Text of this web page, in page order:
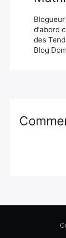
d'abord
des
Blog